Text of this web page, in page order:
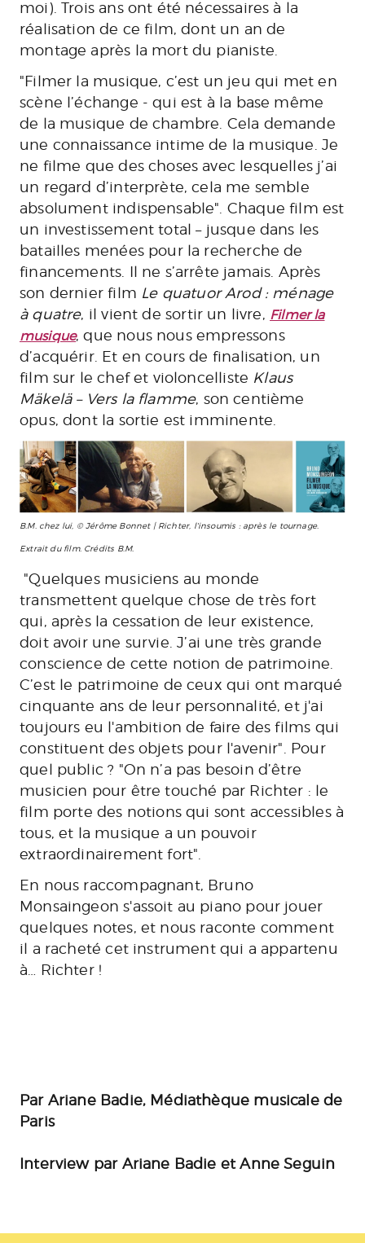
moi). Trois ans ont été nécessaires à la
réalisation de ce film, dont un an de
montage après la mort du pianiste.
"Filmer la musique, c’est un jeu qui met en
scène l’échange - qui est à la base même
de la musique de chambre. Cela demande
une connaissance intime de la musique. Je
ne filme que des choses avec lesquelles j’ai
un regard d’interprète, cela me semble
absolument indispensable". Chaque film est
un investissement total – jusque dans les
batailles menées pour la recherche de
financements. Il ne s’arrête jamais. Après
son dernier film Le quatuor Arod : ménage
à quatre, il vient de sortir un livre, Filmer la
musique, que nous nous empressons
d’acquérir. Et en cours de finalisation, un
film sur le chef et violoncelliste Klaus
Mäkelä – Vers la flamme, son centième
opus, dont la sortie est imminente.
B.M. chez lui, © Jérôme Bonnet | Richter, l'insoumis : après le tournage.
Extrait du film. Crédits B.M.
"Quelques musiciens au monde
transmettent quelque chose de très fort
qui, après la cessation de leur existence,
doitavoir une survie. J’ai une très grande
conscience de cette notion de patrimoine.
C’est le patrimoine de ceux qui ont marqué
cinquante ans de leur personnalité, et j'ai
toujours eu l'ambition de faire des films qui
constituent des objets pour l'avenir". Pour
quel public ? "On n’a pas besoin d’être
musicien pour être touché par Richter : le
film porte des notions qui sont accessibles à
tous, et la musique a un pouvoir
extraordinairement fort".
En nous raccompagnant, Bruno
Monsaingeon s'assoit au piano pour jouer
quelques notes, et nous raconte comment
il a racheté cet instrument qui a appartenu
à… Richter !
Par Ariane Badie, Médiathèque musicale de
Paris
Interview par Ariane Badie et Anne Seguin